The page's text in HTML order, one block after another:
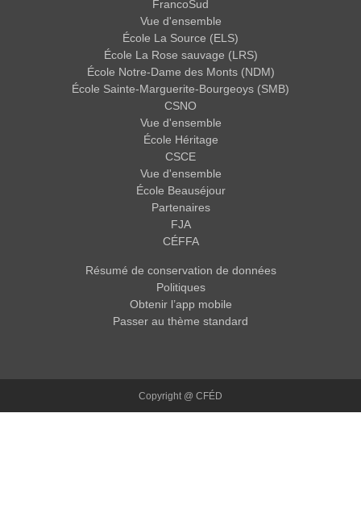
FrancoSud
Vue d'ensemble
École La Source (ELS)
École La Rose sauvage (LRS)
École Notre-Dame des Monts (NDM)
École Sainte-Marguerite-Bourgeoys (SMB)
CSNO
Vue d'ensemble
École Héritage
CSCE
Vue d'ensemble
École Beauséjour
Partenaires
FJA
CÉFFA
Résumé de conservation de données
Politiques
Obtenir l’app mobile
Passer au thème standard
Copyright @ CFÉD